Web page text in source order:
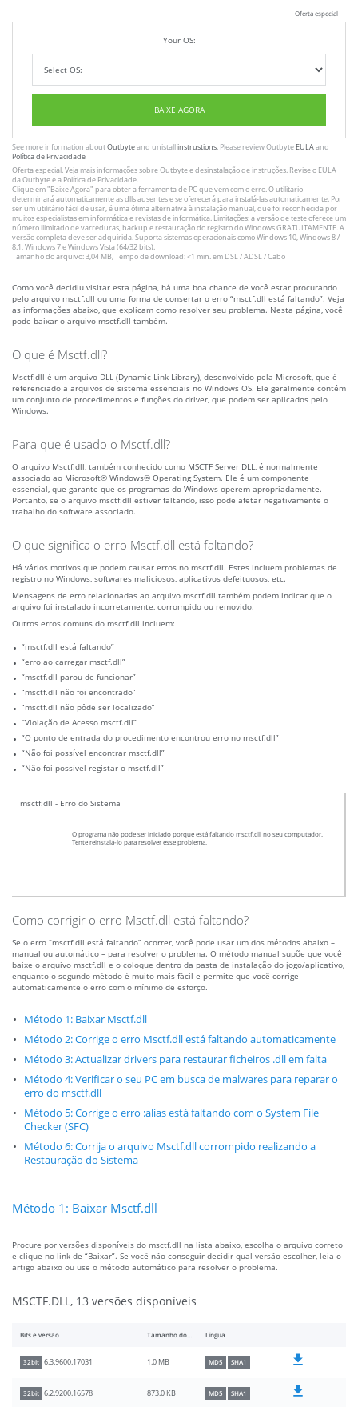
Oferta especial
Your OS:
BAIXE AGORA
See more information aboutOutbyteand unistallinstrustions. Please review Outbyte EULAand
Política de Privacidade
Oferta especial. Veja mais informações sobreOutbytee desinstalaçãode instruções. Revise o EULA
da Outbyte e a Política de Privacidade.
Clique em"Baixe Agora" para obter a ferramenta de PC que vem com o erro. O utilitário
determinará automaticamente as dlls ausentes e se oferecerá para instalá-las automaticamente. Por
ser um utilitário fácil de usar, é uma ótima alternativa à instalação manual, que foi reconhecida por
muitos especialistas em informática e revistas de informática. Limitações: a versão de teste oferece um
número ilimitado de varreduras, backup e restauração do registro do Windows GRATUITAMENTE. A
versão completa deve ser adquirida. Suporta sistemas operacionais como Windows 10, Windows 8 /
8.1, Windows 7 e Windows Vista (64/32 bits).
Tamanho do arquivo: 3,04 MB, Tempo de download: <1 min. em DSL / ADSL / Cabo
Como você decidiu visitar esta página, há uma boa chance de você estar procurando
pelo arquivo msctf.dll ou uma forma de consertar o erro “msctf.dll está faltando”. Veja
as informações abaixo, que explicam como resolver seu problema. Nesta página, você
pode baixar o arquivo msctf.dll também.
O que é Msctf.dll?
Msctf.dll é um arquivo DLL (Dynamic Link Library), desenvolvido pela Microsoft, que é
referenciado a arquivos de sistema essenciais no Windows OS. Ele geralmente contém
um conjunto de procedimentos e funções do driver, que podem ser aplicados pelo
Windows.
Para que é usado o Msctf.dll?
O arquivo Msctf.dll, também conhecido como MSCTF Server DLL, é normalmente
associado ao Microsoft® Windows® Operating System. Ele é um componente
essencial, que garante que os programas do Windows operem apropriadamente.
Portanto, se o arquivo msctf.dll estiver faltando, isso pode afetar negativamente o
trabalho do software associado.
O que significa o erro Msctf.dll está faltando?
Há vários motivos que podem causar erros no msctf.dll. Estes incluem problemas de
registro no Windows, softwares maliciosos, aplicativos defeituosos, etc.
Mensagens de erro relacionadas ao arquivo msctf.dll também podem indicar que o
arquivo foi instalado incorretamente, corrompido ou removido.
Outros erros comuns do msctf.dll incluem:
“msctf.dll está faltando”
“erro ao carregar msctf.dll”
“msctf.dll parou de funcionar”
“msctf.dll não foi encontrado”
“msctf.dll não pôde ser localizado”
“Violação de Acesso msctf.dll”
“O ponto de entrada do procedimento encontrou erro no msctf.dll”
“Não foi possível encontrar msctf.dll”
“Não foi possível registar o msctf.dll”
msctf.dll - Erro do Sistema
O programa não pode ser iniciado porque está faltando msctf.dll no seu computador.
Tente reinstalá-lo para resolver esse problema.
Como corrigir o erro Msctf.dll está faltando?
Se o erro “msctf.dll está faltando” ocorrer, você pode usar um dos métodos abaixo –
manual ou automático – para resolver o problema. O método manual supõe que você
baixe o arquivo msctf.dll e o coloque dentro da pasta de instalação do jogo/aplicativo,
enquanto o segundo método é muito mais fácil e permite que você corrige
automaticamente o erro com o mínimo de esforço.
Método 1: Baixar Msctf.dll
Método 2: Corrige o erro Msctf.dll está faltando automaticamente
Método 3: Actualizar drivers para restaurar ficheiros .dll em falta
Método 4: Verificar o seu PC em busca de malwares para reparar o
erro do msctf.dll
Método 5: Corrige o erro :alias está faltando com o System File
Checker (SFC)
Método 6: Corrija o arquivo Msctf.dll corrompido realizando a
Restauração do Sistema
Método 1: Baixar Msctf.dll
Procure por versões disponíveis do msctf.dll na lista abaixo, escolha o arquivo correto
e clique no link de “Baixar”. Se você não conseguir decidir qual versão escolher, leia o
artigo abaixo ou use o método automático para resolver o problema.
MSCTF.DLL, 13 versões disponíveis
Bits e versão Tamanho do arquivo Língua
32bit 6.3.9600.17031 1.0 MB MD5 SHA1
32bit 6.2.9200.16578 873.0 KB MD5 SHA1